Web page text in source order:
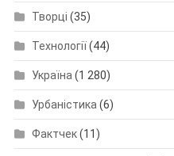
Творці (35)
Технології(44)
Україна (1 280)
Урбаністика (6)
Фактчек(11)